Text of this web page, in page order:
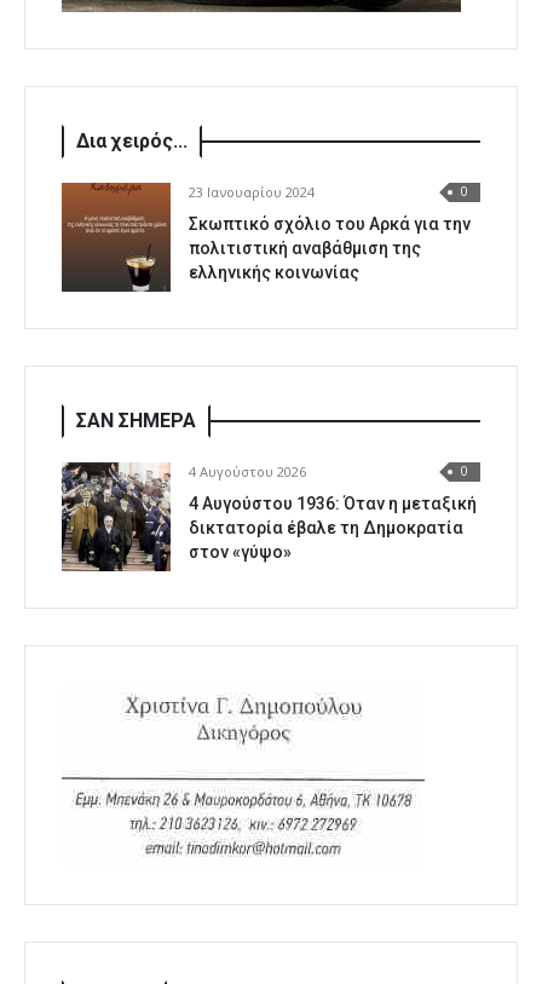
Δια χειρός...
23 Ιανουαρίου 2024 0
Σκωπτικό σχόλιο του Αρκά για την
πολιτιστική αναβάθμιση της
ελληνικής κοινωνίας
ΣΑΝ ΣΗΜΕΡΑ
4 Αυγούστου 2026 0
4 Αυγούστου 1936: Όταν η μεταξική
δικτατορία έβαλε τη Δημοκρατία
στον «γύψο»